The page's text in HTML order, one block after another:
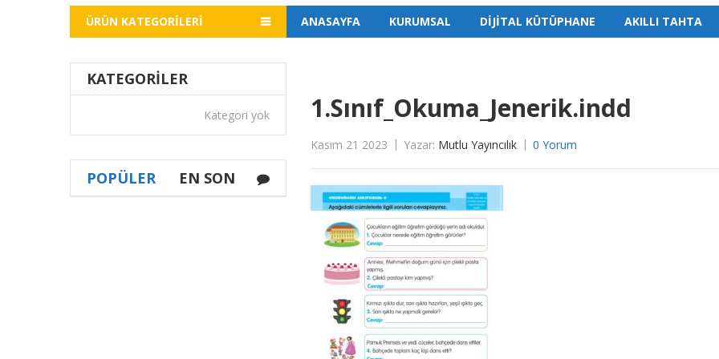
ÜRÜN KATEGORILERI ANASAYFA KURUMSAL DİJİTAL KÜTÜPHANE AKILLI TAHTA
KATEGORILER
Kategori yok
POPÜLER EN SON
1.Sınıf_Okuma_Jenerik.indd
Kasım 21 2023 Yazar: Mutlu Yayıncılık 0 Yorum